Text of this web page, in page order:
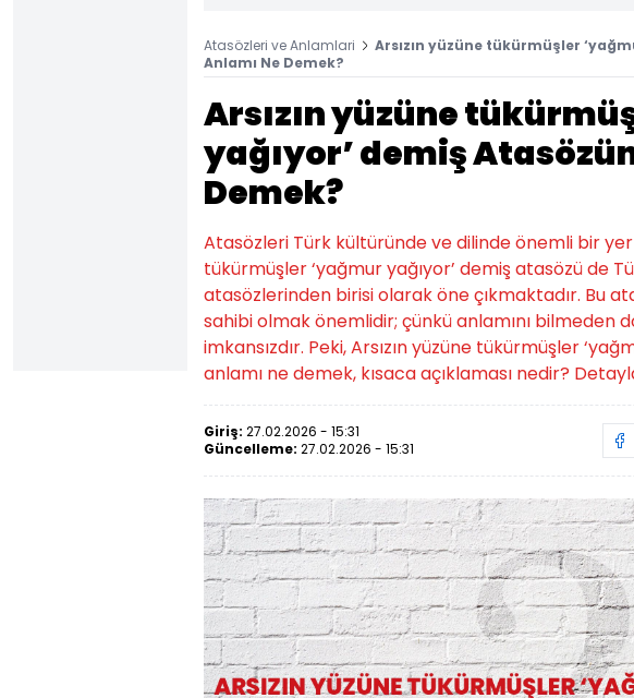
Atasözleri ve Anlamlari
Arsızın yüzüne tükürmüşler
Anlamı Ne Demek?
Arsızın yüzüne
yağıyor’ demiş
Demek?
Atasözleri Türk kültüründe ve dilinde önemli bir yer
tükürmüşler ‘yağmur yağıyor’ demiş atasözü de
atasözlerinden birisi olarak öne çıkmaktadır. Bu
sahibi olmak önemlidir; çünkü anlamını bilmeden
imkansızdır. Peki, Arsızın yüzüne tükürmüşler
anlamı ne demek, kısaca açıklaması nedir?
Giriş: 27.02.2026 - 15:31
Güncelleme: 27.02.2026 - 15:31